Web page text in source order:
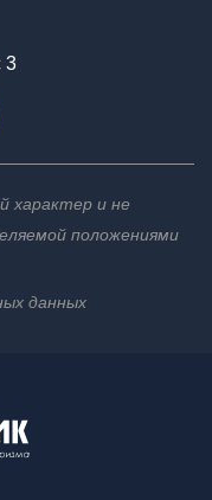
3
характер и не
положениями
данных